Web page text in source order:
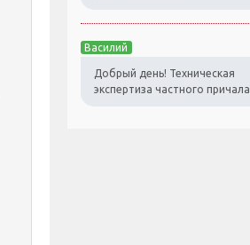
Василий
Добрый день! Техническая
экспертиза частного причала